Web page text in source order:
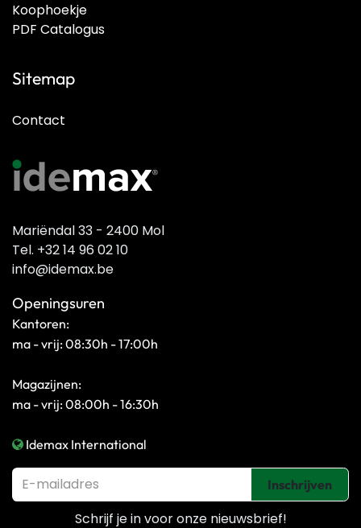
Koophoekje
PDF Catalogus
Sitemap
Contact
Mariëndal 33 - 2400 Mol
Tel. +32 14 96 02 10
info@idemax.be
Openingsuren
Kantoren:
ma - vrij: 08:30h - 17:00h
Magazijnen:
ma - vrij: 08:00h - 16:30h
Idemax International
Inschrijven
Schrijf je in voor onze nieuwsbrief!